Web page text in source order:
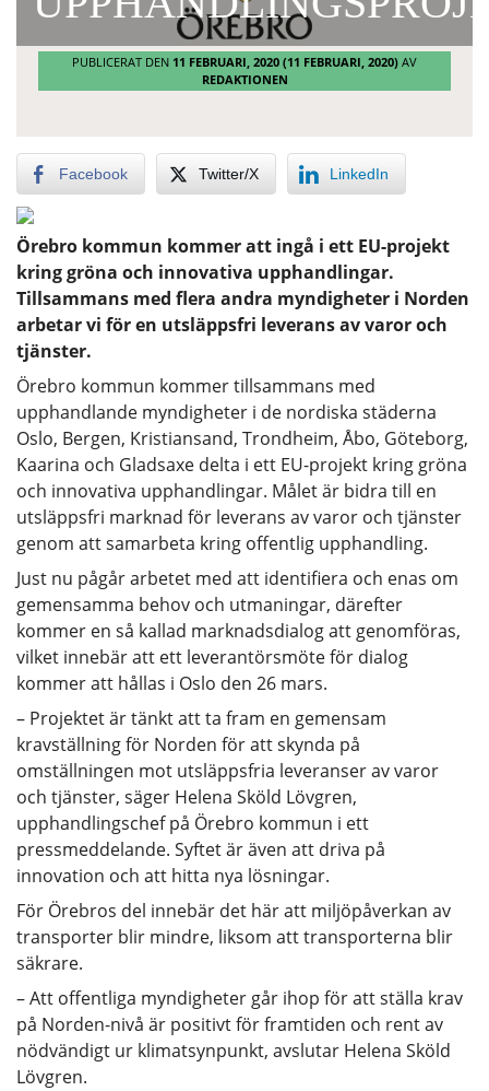
PUBLICERAT DEN 11 FEBRUARI, 2020 (11 FEBRUARI, 2020) AV
REDAKTIONEN
Facebook Twitter/X LinkedIn
​Örebro kommun kommer att ingå i ett EU-projekt
kring gröna och innovativa upphandlingar.
Tillsammans med flera andra myndigheter i Norden
arbetar vi för en utsläppsfri leverans av varor och
tjänster.
Örebro kommun kommer tillsammans med
upphandlande myndigheter i de nordiska städerna
Oslo, Bergen, Kristiansand, Trondheim, Åbo, Göteborg,
Kaarina och Gladsaxe delta i ett EU-projekt kring gröna
och innovativa upphandlingar. Målet är bidra till en
utsläppsfri marknad för leverans av varor och tjänster
genom att samarbeta kring offentlig upphandling.
Just nu pågår arbetet med att identifiera och enas om
gemensamma behov och utmaningar, därefter
kommer en så kallad marknadsdialog att genomföras,
vilket innebär att ett leverantörsmöte för dialog
kommer att hållas i Oslo den 26 mars.
– Projektet är tänkt att ta fram en gemensam
kravställning för Norden för att skynda på
omställningen mot utsläppsfria leveranser av varor
och tjänster, säger Helena Sköld Lövgren,
upphandlingschef på Örebro kommun i ett
pressmeddelande. Syftet är även att driva på
innovation och att hitta nya lösningar.
För Örebros del innebär det här att miljöpåverkan av
transporter blir mindre, liksom att transporterna blir
säkrare.
– Att offentliga myndigheter går ihop för att ställa krav
på Norden-nivå är positivt för framtiden och rent av
nödvändigt ur klimatsynpunkt, avslutar Helena Sköld
Lövgren.​